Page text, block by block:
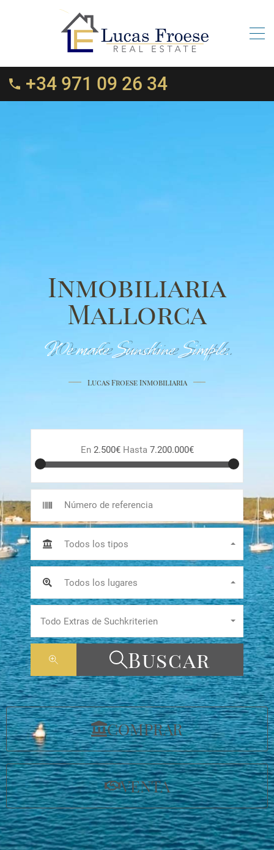
+34 971 09 26 34
Inmobiliaria
Mallorca
We make Sunshine Simple.
Lucas Froese Inmobiliaria
En 2.500€ Hasta 7.200.000€
Todos los tipos
Todos los lugares
Todo Extras de Suchkriterien
Buscar
COMPRAR
VENTA